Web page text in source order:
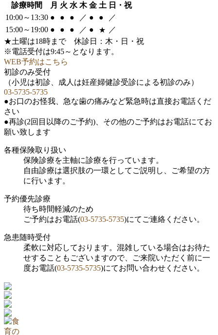
診療時間
月 火 水 木 金 土 日・祝
10:00～13:30 ● ● ● ／ ● ●
／
15:00～19:00 ● ● ● ／ ● ★ ／
★土曜は18時まで 休診日
：木・日・祝
※電話受付は9:45～となります。
WEB予約はこちら
初診のみ受付
（小児は初診、成人は妊産婦健診受診による初診のみ）
03-5735-5735
●お口のお怪我、急な歯の痛みなど緊急時は直接お電話くだ
さい
●再診(2回目以降のご予約)、その他のご予約はお電話にてお
願い致します
各種保険取り扱い
保険診療を主軸に診療を行っています。
自由診療は選択肢の一環としてご説明し、ご希望の方
に行います。
予約優先診療
待ち時間軽減のため
ご予約はお電話(03-5735-5735)にてご連絡ください。
急患随時受付
柔軟に対応しております。混雑している場合はお待た
せすることもございますので、ご来院いただく前に一
度お電話(03-5735-5735)にてお問い合わせください。